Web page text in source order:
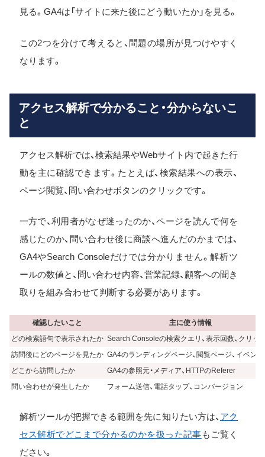
見る。GA4は「サイトに来た後にどう動いたか」を見る。
この2つを分けて考えると、問題の場所が見つけやすく
なります。
アクセス解析で分かること・分からないこ
と
アクセス解析では、検索結果やWebサイト内で起きた行
動を主に確認できます。たとえば、検索結果への表示、
ページ閲覧、問い合わせボタンのクリックです。
一方で、利用者がなぜ迷ったのか、ページを読んで何を
感じたのか、問い合わせ後に商談へ進んだのかまでは、
GA4やSearch Consoleだけでは分かりません。解析ツ
ールの数値と、問い合わせ内容、営業記録、顧客への聞き
取りを組み合わせて判断する必要があります。
確認したいこと
主に使う情報
どの検索語句で表示されたか Search Consoleの検索クエリ、表示回数、クリッ
訪問後にどのページを見たか GA4のランディングページ、閲覧ページ、イベント
どこから訪問したか
GA4の参照元・メディア、HTTPのReferer
問い合わせが発生したか
フォーム送信、電話タップ、コンバージョン
解析ツールが把握できる範囲を先に知りたい方は、 アク
セス解析でどこまで分かるのかを扱った記事 もご覧く
ださい。